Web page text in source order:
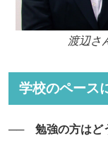
渡辺さ
学校のペース
── 勉強の方はど